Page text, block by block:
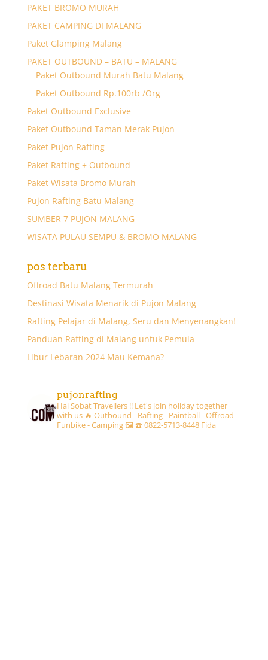
PAKET BROMO MURAH
PAKET CAMPING DI MALANG
Paket Glamping Malang
PAKET OUTBOUND – BATU – MALANG
Paket Outbound Murah Batu Malang
Paket Outbound Rp.100rb /Org
Paket Outbound Exclusive
Paket Outbound Taman Merak Pujon
Paket Pujon Rafting
Paket Rafting + Outbound
Paket Wisata Bromo Murah
Pujon Rafting Batu Malang
SUMBER 7 PUJON MALANG
WISATA PULAU SEMPU & BROMO MALANG
pos terbaru
Offroad Batu Malang Termurah
Destinasi Wisata Menarik di Pujon Malang
Rafting Pelajar di Malang, Seru dan Menyenangkan!
Panduan Rafting di Malang untuk Pemula
Libur Lebaran 2024 Mau Kemana?
pujonrafting
Hai Sobat Travellers !! Let's join holiday together
with us 🔥 Outbound - Rafting - Paintball - Offroad -
Funbike - Camping 🖼☎️ 0822-5713-8448 Fida